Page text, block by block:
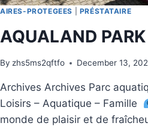
AIRES-PROTEGEES PRÉSTATAIRE
AQUALAND PARK
By zhs5ms2qftfo December 13,
Archives Archives Parc
Loisirs – Aquatique – Famille
monde de plaisir et de